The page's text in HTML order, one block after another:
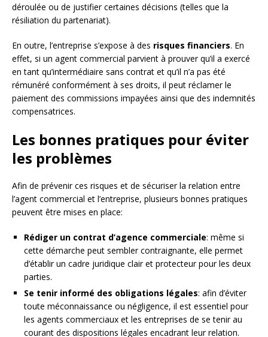
déroulée ou de justifier certaines décisions (telles que la
résiliation du partenariat).
En outre, l’entreprise s’expose à des risques financiers. En
effet, si un agent commercial parvient à prouver qu’il a exercé
en tant qu’intermédiaire sans contrat et qu’il n’a pas été
rémunéré conformément à ses droits, il peut réclamer le
paiement des commissions impayées ainsi que des indemnités
compensatrices.
Les bonnes pratiques pour éviter
les problèmes
Afin de prévenir ces risques et de sécuriser la relation entre
l’agent commercial et l’entreprise, plusieurs bonnes pratiques
peuvent être mises en place:
Rédiger un contrat d’agence commerciale: même si
cette démarche peut sembler contraignante, elle permet
d’établir un cadre juridique clair et protecteur pour les deux
parties.
Se tenir informé des obligations légales: afin d’éviter
toute méconnaissance ou négligence, il est essentiel pour
les agents commerciaux et les entreprises de se tenir au
courant des dispositions légales encadrant leur relation.